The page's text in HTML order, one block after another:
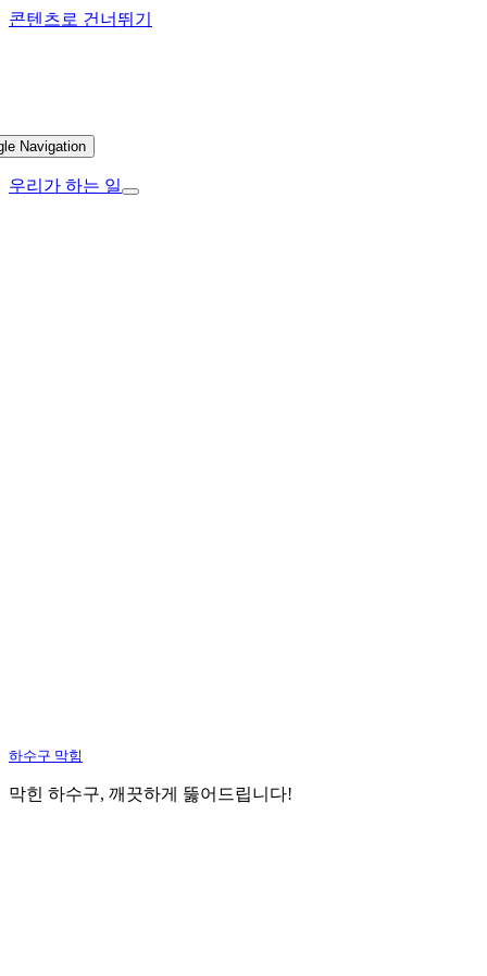
콘텐츠로 건너뛰기
Navigation
우리가 하는 일
하수구 막힘
막힌 하수구, 깨끗하게 뚫어드립니다!